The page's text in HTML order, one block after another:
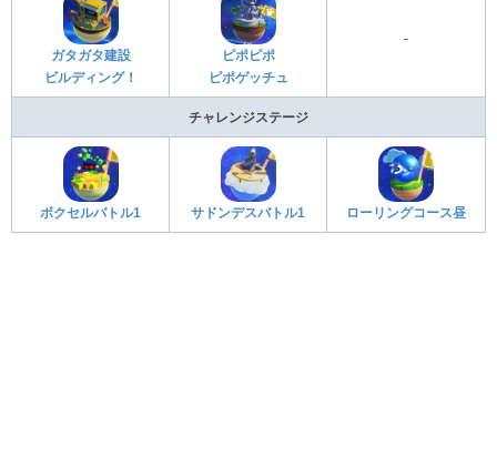
ガタガタ建設
ビルディング！
ピポピポ
ピポゲッチュ
-
チャレンジステージ
ボクセルバトル1 サドンデスバトル1 ローリングコース昼